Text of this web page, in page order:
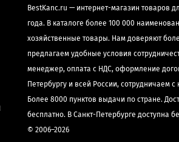
BestKanc.ru — интернет-магазин товаров
года. В каталоге более 100 000
хозяйственные товары. Нам доверяют
предлагаем удобные условия
менеджер, оплата с НДС, оформление
Петербургу и всей России, сотрудничаем
Более 8000 пунктов выдачи по стране.
бесплатно. В Санкт-Петербурге доступна
© 2006–2026